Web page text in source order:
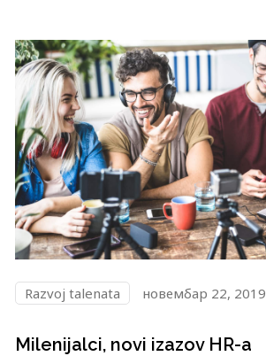
Razvoj talenata новембар 22, 2019
Milenijalci, novi izazov HR-a